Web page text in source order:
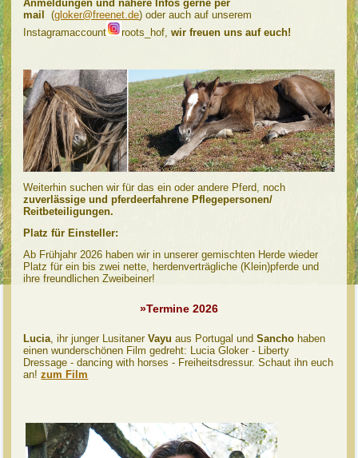
Anmeldungen und nähere Infos gerne per
mail (gloker@freenet.de) oder auch auf unserem
Instagramaccount
roots_hof,wir freuen uns auf euch!
Weiterhin suchen wir für das ein oder andere Pferd, noch
zuverlässige und pferdeerfahrene Pflegepersonen/
Reitbeteiligungen.
Platz für Einsteller:
Ab Frühjahr 2026 haben wir in unserer gemischten Herde wieder
Platz für ein bis zwei nette, herdenverträgliche (Klein)pferde und
ihre freundlichen Zweibeiner!
»Termine 2026
Lucia, ihr junger LusitanerVayu aus Portugal undSancho haben
einen wunderschönen Film gedreht: Lucia Gloker - Liberty
Dressage - dancing with horses - Freiheitsdressur. Schaut ihn euch
an!zum Film